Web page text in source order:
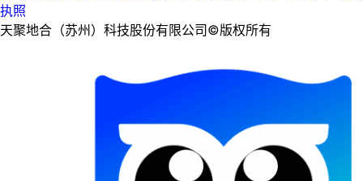
执照
天聚地合（苏州）科技股份有限公司©版权所有